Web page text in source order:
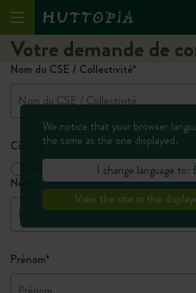
Votre demande de
Nom du CSE / Collectivité*
Civilité
Nom
Prénom*
We notice that your browser
the same as the one displayed.
I change language to:
View the site in the